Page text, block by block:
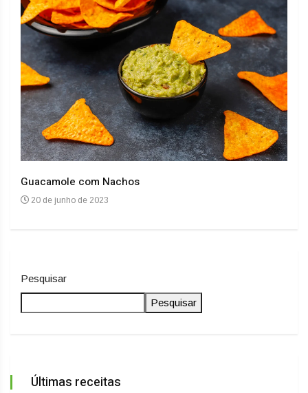
Guacamole com Nachos
20 de junho de 2023
Pesquisar
Pesquisar
Últimas receitas